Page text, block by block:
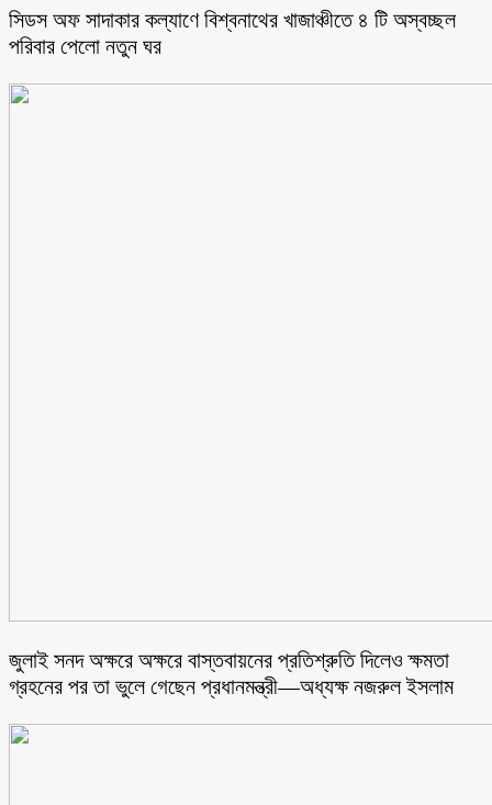
সিডস অফ সাদাকার কল্যাণে বিশ্বনাথের খাজাঞ্চীতে ৪ টি অস্বচ্ছল
পরিবার পেলো নতুন ঘর
জুলাই সনদ অক্ষরে অক্ষরে বাস্তবায়নের প্রতিশ্রুতি দিলেও ক্ষমতা
গ্রহনের পর তা ভুলে গেছেন প্রধানমন্ত্রী—অধ্যক্ষ নজরুল ইসলাম